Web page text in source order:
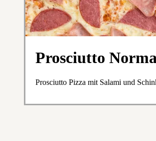
Prosciutto
Prosciutto Pizza mit Salami und